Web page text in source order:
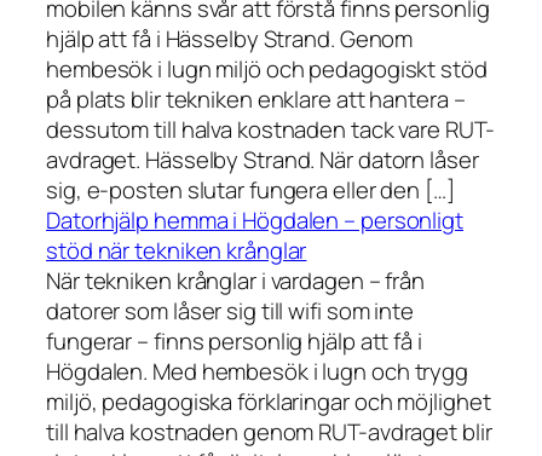
mobilen känns svår att förstå finns personlig
hjälp att få i Hässelby Strand. Genom
hembesök i lugn miljö och pedagogiskt stöd
på plats blir tekniken enklare att hantera –
dessutom till halva kostnaden tack vare RUT-
avdraget. Hässelby Strand. När datorn låser
sig, e-posten slutar fungera eller den […]
Datorhjälp hemma i Högdalen – personligt
stöd när tekniken krånglar
När tekniken krånglar i vardagen – från
datorer som låser sig till wifi som inte
fungerar – finns personlig hjälp att få i
Högdalen. Med hembesök i lugn och trygg
miljö, pedagogiska förklaringar och möjlighet
till halva kostnaden genom RUT-avdraget blir